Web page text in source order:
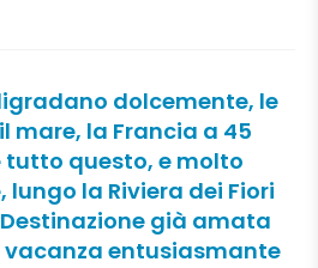
dolcemente, le
mare, la Francia a 45
tutto questo, e molto
la Riviera dei Fiori
già amata
entusiasmante